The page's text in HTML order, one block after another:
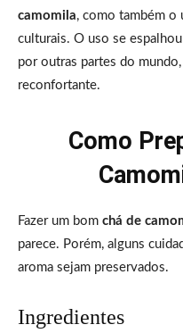
camomila, como também o
culturais. O uso se
por outras partes do
reconfortante.
Como
Fazer um bom chá de
parece. Porém, alguns
aroma sejam preservados.
Ingredientes